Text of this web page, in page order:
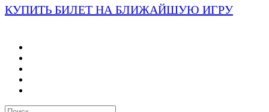
КУПИТЬ БИЛЕТ НА БЛИЖАЙШУЮ ИГРУ